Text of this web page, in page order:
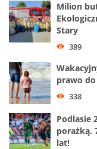
Milion
Stary
389
prawo
338
Podlasie
porażką.
lat!